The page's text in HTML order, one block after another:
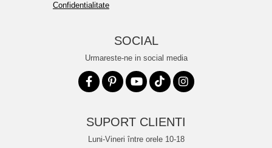
Confidentialitate
SOCIAL
Urmareste-ne in social media
SUPORT CLIENTI
Luni-Vineri între orele 10-18